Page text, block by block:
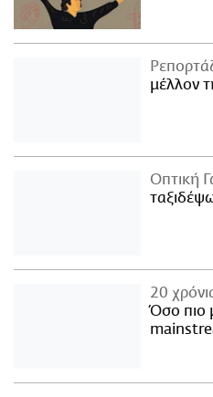
μέλλον
Οπτική
20
Όσο πιο